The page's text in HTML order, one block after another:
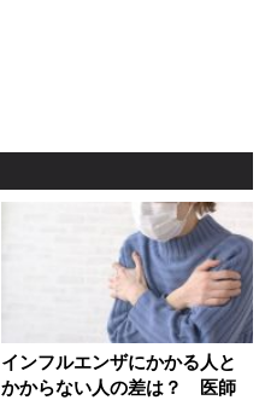
インフルエンザにかかる人と
かからない人の差は？ 医師